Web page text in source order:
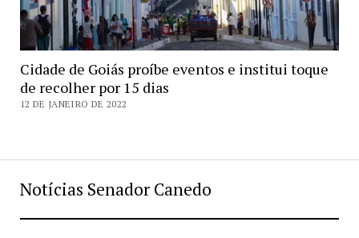
Notícias Senador Canedo
Cidade de Goiás proíbe eventos e institui toque
de recolher por 15 dias
12 DE JANEIRO DE 2022